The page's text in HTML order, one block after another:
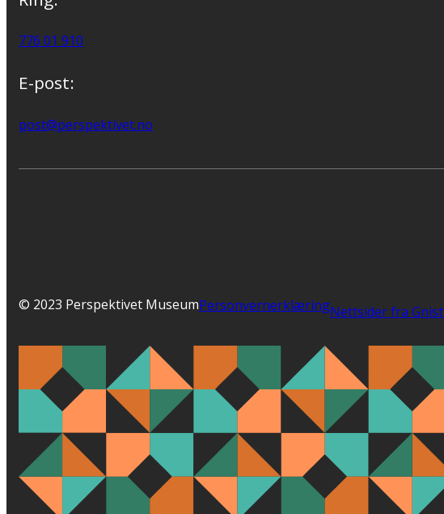
776 01 910
E-post:
post@perspektivet.no
© 2023 Perspektivet MuseumPersonvernerklæringNettsider fra Gnist